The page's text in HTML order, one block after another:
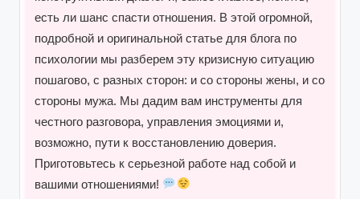
есть ли шанс спасти отношения. В этой огромной,
подробной и оригинальной статье для блога по
психологии мы разберем эту кризисную ситуацию
пошагово, с разных сторон: и со стороны жены, и со
стороны мужа. Мы дадим вам инструменты для
честного разговора, управления эмоциями и,
возможно, пути к восстановлению доверия.
Приготовьтесь к серьезной работе над собой и
вашими отношениями!